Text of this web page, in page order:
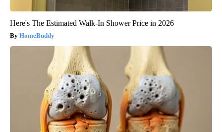
Here's The Estimated Walk-In Shower Price in 2026
HomeBuddy